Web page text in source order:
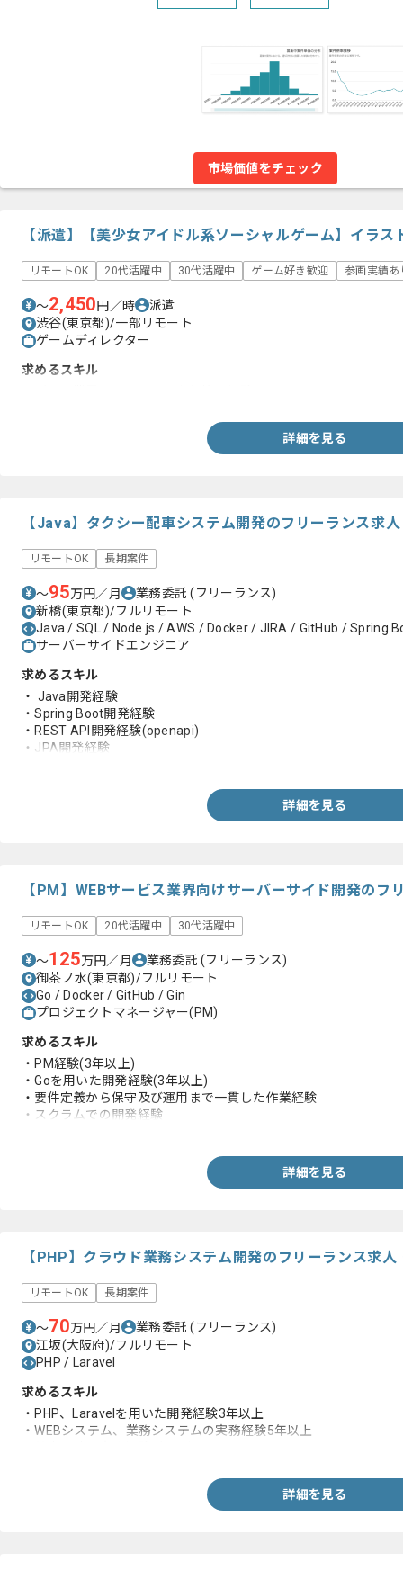
市場価値をチェック
【派遣】【美少女アイドル系ソーシャルゲーム】イラ
リモートOK 20代活躍中 30代活躍中 ゲーム好き歓迎 参画実績あ
〜2,450円／時
派遣
渋谷(東京都)/一部リモート
ゲームディレクター
求めるスキル
詳細を見る
【Java】タクシー配車システム開発のフリーランス求
リモートOK 長期案件
〜95万円／月 業務委託(フリーランス)
新橋(東京都)/フルリモート
Java / SQL / Node.js / AWS / Docker / JIRA / GitHub / Spring
サーバーサイドエンジニア
求めるスキル
・ Java開発経験
・Spring Boot開発経験
・REST API開発経験(openapi)
・JPA開発経験
詳細を見る
【PM】WEBサービス業界向けサーバーサイド開発のフ
リモートOK 20代活躍中 30代活躍中
〜125万円／月 業務委託(フリーランス)
御茶ノ水(東京都)/フルリモート
Go / Docker / GitHub / Gin
プロジェクトマネージャー(PM)
求めるスキル
・PM経験(3年以上)
・Goを用いた開発経験(3年以上)
・要件定義から保守及び運用まで一貫した作業経験
・スクラムでの開発経験
・エラーハンドリング及びエラー処理や設計に関する知見
詳細を見る
【PHP】クラウド業務システム開発のフリーランス求人
リモートOK 長期案件
〜70万円／月 業務委託(フリーランス)
江坂(大阪府)/フルリモート
PHP / Laravel
求めるスキル
・PHP、Laravelを用いた開発経験3年以上
・WEBシステム、業務システムの実務経験5年以上
詳細を見る